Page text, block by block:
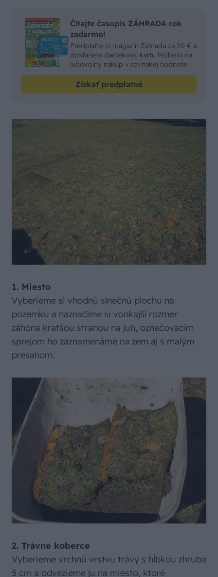
Čítajte časopis ZÁHRADA rok
zadarmo!
Predplaťte si magazín Záhrada za 20 € a
dostanete darčekovú kartu Möbelix na
ľubovolný nákup v rovnakej hodnote.
Získať predplatné
1. Miesto
Vyberieme si vhodnú slnečnú plochu na
pozemku a naznačíme si vonkajší rozmer
záhona kratšou stranou na juh, označovacím
sprejom ho zaznamenáme na zem aj s malým
presahom.
2. Trávne koberce
Vyberieme vrchnú vrstvu trávy s hĺbkou zhruba
5 cm a odvezieme ju na miesto, ktoré